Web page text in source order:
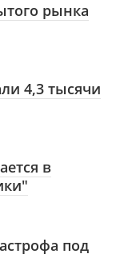
рынка
4,3 тысячи
в
под